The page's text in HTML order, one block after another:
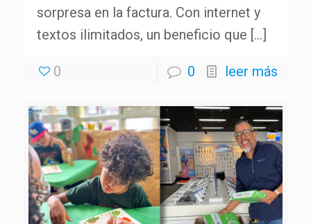
sorpresa en la factura. Con internet y
textos ilimitados, un beneficio que […]
0 0 leer más